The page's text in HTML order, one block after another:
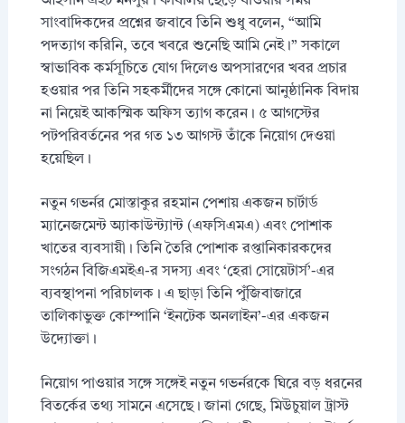
সাংবাদিকদের প্রশ্নের জবাবে তিনি শুধু বলেন, “আমি
পদত্যাগ করিনি, তবে খবরে শুনেছি আমি নেই।” সকালে
স্বাভাবিক কর্মসূচিতে যোগ দিলেও অপসারণের খবর প্রচার
হওয়ার পর তিনি সহকর্মীদের সঙ্গে কোনো আনুষ্ঠানিক বিদায়
না নিয়েই আকস্মিক অফিস ত্যাগ করেন। ৫ আগস্টের
পটপরিবর্তনের পর গত ১৩ আগস্ট তাঁকে নিয়োগ দেওয়া
হয়েছিল।
নতুন গভর্নর মোস্তাকুর রহমান পেশায় একজন চার্টার্ড
ম্যানেজমেন্ট অ্যাকাউন্ট্যান্ট (এফসিএমএ) এবং পোশাক
খাতের ব্যবসায়ী। তিনি তৈরি পোশাক রপ্তানিকারকদের
সংগঠন বিজিএমইএ-র সদস্য এবং ‘হেরা সোয়েটার্স’-এর
ব্যবস্থাপনা পরিচালক। এ ছাড়া তিনি পুঁজিবাজারে
তালিকাভুক্ত কোম্পানি ‘ইনটেক অনলাইন’-এর একজন
উদ্যোক্তা।
নিয়োগ পাওয়ার সঙ্গে সঙ্গেই নতুন গভর্নরকে ঘিরে বড় ধরনের
বিতর্কের তথ্য সামনে এসেছে। জানা গেছে, মিউচুয়াল ট্রাস্ট